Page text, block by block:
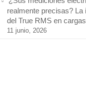
realmente precisas? La
del True RMS en
11 junio, 2026